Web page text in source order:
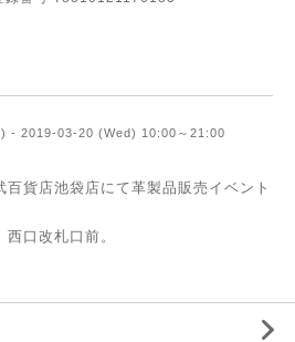
- 2019-03-20 (Wed) 10:00～21:00
貨店池袋店にて革製品販売イベント
口改札口前。